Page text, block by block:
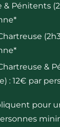
& Pénitents
&
: 12€ par
pour